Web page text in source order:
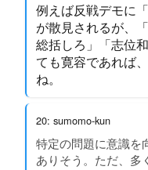
例えば反戦デモに
が散見されるが、
総括しろ」「志位
ても寛容であれば
ね。
20: sumomo-kun
特定の問題に意識を
ありそう。ただ、多